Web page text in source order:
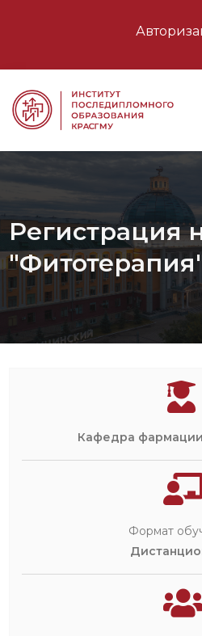
Регистрация
Кафедра
Формат